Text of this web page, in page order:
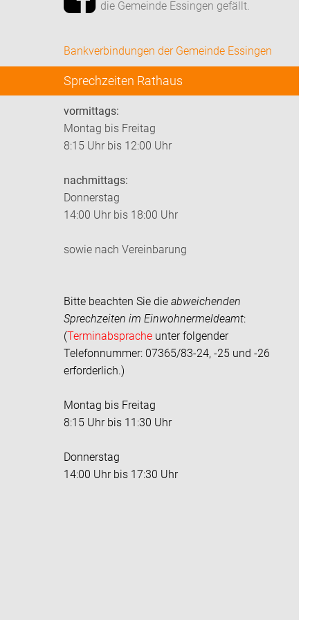
die Gemeinde Essingen gefällt.
Bankverbindungen der Gemeinde Essingen
Sprechzeiten Rathaus
vormittags:
Montag bis Freitag
8:15 Uhr bis 12:00 Uhr
nachmittags:
Donnerstag
14:00 Uhr bis 18:00 Uhr
sowie nach Vereinbarung
Bitte beachten Sie die abweichenden
Sprechzeiten im Einwohnermeldeamt:
(Terminabsprache unter folgender
Telefonnummer: 07365/83-24, -25 und -26
erforderlich.)
Montag bis Freitag
8:15 Uhr bis 11:30 Uhr
Donnerstag
14:00 Uhr bis 17:30 Uhr